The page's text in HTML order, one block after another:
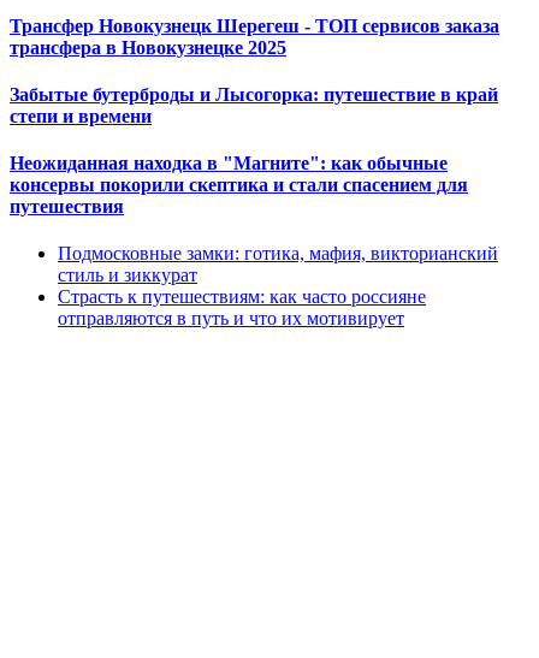
Трансфер Новокузнецк Шерегеш - ТОП сервисов заказа
трансфера в Новокузнецке 2025
Забытые бутерброды и Лысогорка: путешествие в край
степи и времени
Неожиданная находка в "Магните": как обычные
консервы покорили скептика и стали спасением для
путешествия
Подмосковные замки: готика, мафия, викторианский
стиль и зиккурат
Страсть к путешествиям: как часто россияне
отправляются в путь и что их мотивирует